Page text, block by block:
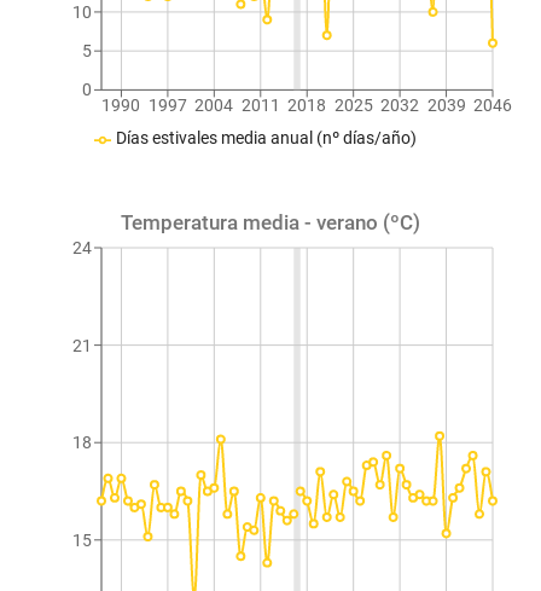
1990 1997 2004 2011 2018 2025 2032 2039 2046
0
5
10
Días estivales media anual (nº días/año)
Temperatura media - verano (ºC)
15
18
21
24